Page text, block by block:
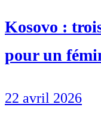
Kosovo :
pour un
22 avril 2026